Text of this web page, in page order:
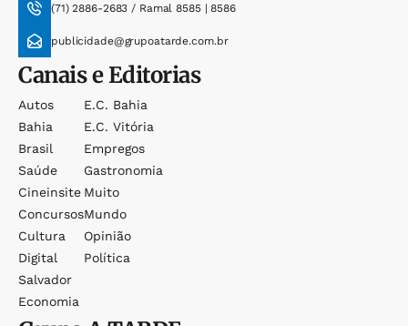
(71) 2886-2683 / Ramal 8585 | 8586
publicidade@grupoatarde.com.br
Canais e Editorias
Autos
Bahia
Brasil
Saúde
Cineinsite
Concursos
Cultura
Digital
Salvador
Economia
E.c. Bahia
E.c. Vitória
Empregos
Gastronomia
Muito
Mundo
Opinião
Política